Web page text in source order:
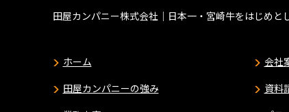
田屋カンパニー株式会社｜日本一・宮崎牛をはじめと
ホーム
田屋カンパニーの強み
会社
資料